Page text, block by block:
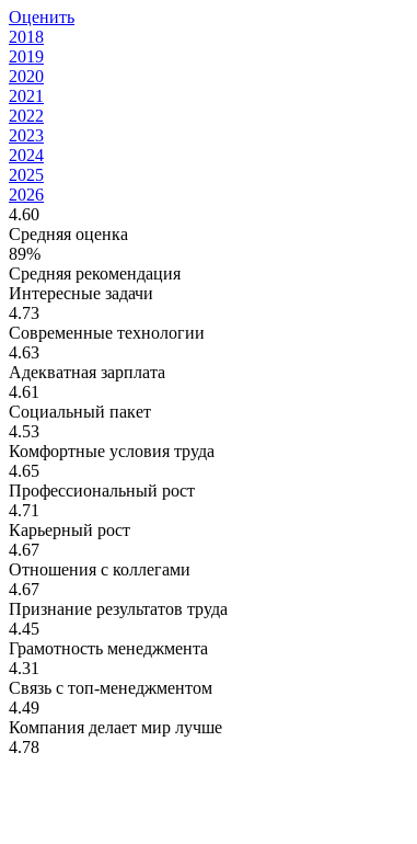
Оценить
2018
2019
2020
2021
2022
2023
2024
2025
2026
4.60
Средняя оценка
89%
Средняя рекомендация
Интересные задачи
4.73
Современные технологии
4.63
Адекватная зарплата
4.61
Социальный пакет
4.53
Комфортные условия труда
4.65
Профессиональный рост
4.71
Карьерный рост
4.67
Отношения с коллегами
4.67
Признание результатов труда
4.45
Грамотность менеджмента
4.31
Связь с топ-менеджментом
4.49
Компания делает мир лучше
4.78